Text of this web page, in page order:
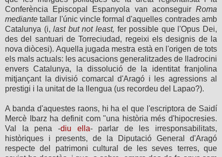
Conferència Episcopal Espanyola van aconseguir Roma
mediante tallar l'únic vincle formal d'aquelles contrades amb
Catalunya (i,last but not least, fer possible que l'Opus Dei,
des del santuari de Torreciudad, regeixi els designis de la
nova diòcesi). Aquella jugada mestra està en l'origen de tots
els mals actuals: les acusacions generalitzades de lladrocini
envers Catalunya, la dissolució de la identitat franjolina
mitjançant la divisió comarcal d'Aragó i les agressions al
prestigi i la unitat de la llengua (us recordeu del Lapao?).
A banda d'aquestes raons, hi ha el que l'escriptora de Saidí
Mercè Ibarz ha definit com "una història més d'hipocresies.
Val la pena -diu ella- parlar de les irresponsabilitats,
històriques i presents, de la Diputació General d'Aragó
respecte del patrimoni cultural de les seves terres, que